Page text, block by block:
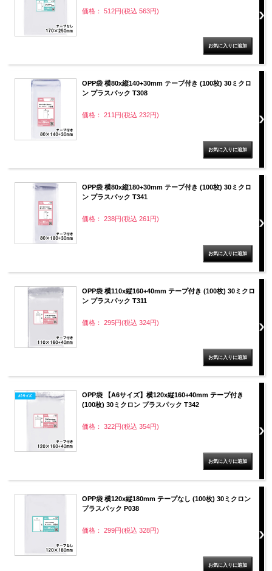
価格： 512円(税込 563円)
OPP袋 横80x縦140+30mm テープ付き (100枚) 30ミクロ
ン プラスパック T308
価格： 211円(税込 232円)
OPP袋 横80x縦180+30mm テープ付き (100枚) 30ミクロ
ン プラスパック T341
価格： 238円(税込 261円)
OPP袋 横110x縦160+40mm テープ付き (100枚) 30ミクロ
ン プラスパック T311
価格： 295円(税込 324円)
OPP袋 【A6サイズ】横120x縦160+40mm テープ付き
(100枚) 30ミクロン プラスパック T342
価格： 322円(税込 354円)
OPP袋 横120x縦180mm テープなし (100枚) 30ミクロン
プラスパック P038
価格： 299円(税込 328円)